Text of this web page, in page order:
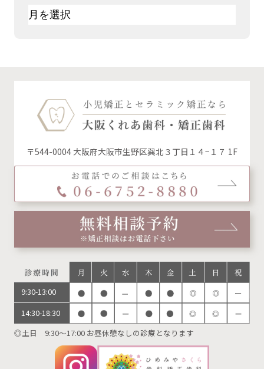
ア
〒544-0004 大阪府大阪市生野区巽北３丁目１４−１７ 1F
9:30-13:00
14:30-18:30
◎土日 9:30～17:00 お昼休憩なしの診療となります